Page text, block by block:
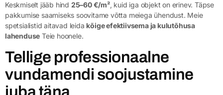
Keskmiselt jääb hind 25–60 €/m², kuid iga objekt on erinev. Täpse
pakkumise saamiseks soovitame võtta meiega ühendust. Meie
spetsialistid aitavad leida kõige efektiivsema ja kulutõhusa
lahenduse Teie hoonele.
Tellige professionaalne
vundamendi soojustamine